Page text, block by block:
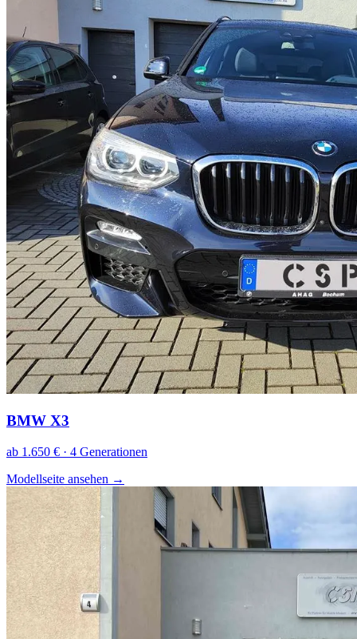
BMW X3
ab 1.650 € · 4 Generationen
Modellseite ansehen →